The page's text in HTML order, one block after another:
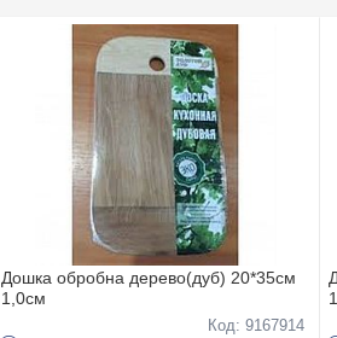
Дошка обробна дерево(дуб) 20*35см
1,0см
Код: 9167914